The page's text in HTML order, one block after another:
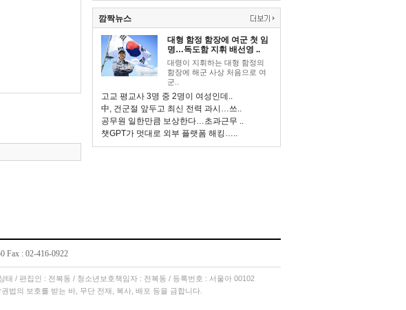
깜짝뉴스
대형 함정 함장에 여군 첫 임
명…독도함 지휘 배선영 ..
대령이 지휘하는 대형 함정의
함장에 해군 사상 처음으로 여
군..
고교 평교사 3명 중 2명이 여성인데..
中, 건군절 앞두고 최신 전력 과시…쓰..
공무원 일한만큼 보상한다…초과근무 ..
챗GPT가 멋대로 외부 플랫폼 해킹…..
Fax : 02-416-0922
/ 편집인 : 전복동 / 청소년보호책임자 : 전복동 / 등록번호 : 서울아 00102
법의 보호를 받는 바, 무단 전재, 복사, 배포 등을 금합니다.